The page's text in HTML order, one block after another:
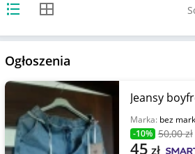
Widok listyWidok siatki
Ogłoszenia
Jeansy
Marka: bez
-10% 50,00 zł
45 zł